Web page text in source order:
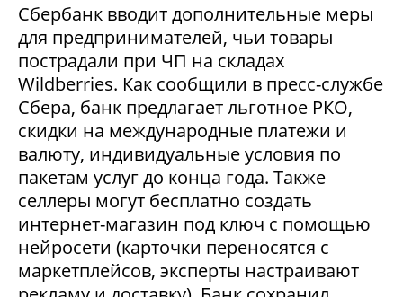
Сбербанк вводит дополнительные меры
для предпринимателей, чьи товары
пострадали при ЧП на складах
Wildberries. Как сообщили в пресс-службе
Сбера, банк предлагает льготное РКО,
скидки на международные платежи и
валюту, индивидуальные условия по
пакетам услуг до конца года. Также
селлеры могут бесплатно создать
интернет-магазин под ключ с помощью
нейросети (карточки переносятся с
маркетплейсов, эксперты настраивают